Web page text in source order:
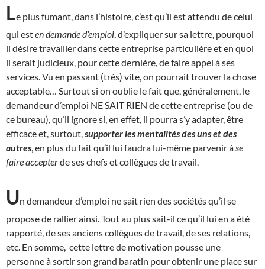
Le plus fumant, dans l’histoire, c’est qu’il est attendu de celui
qui esten demande d’emploi , d’expliquer sur sa lettre, pourquoi
il désire travailler dans cette entreprise particulière et en quoi
il serait judicieux, pour cette dernière, de faire appel à ses
services. Vu en passant (très) vite, on pourrait trouver la chose
acceptable… Surtout si on oublie le fait que, généralement, le
demandeur d’emploi NE SAIT RIEN de cette entreprise (ou de
ce bureau), qu’il ignore si, en effet, il pourra s’y adapter, être
efficace et, surtout, supporter les mentalités des uns et des
autres , en plus du fait qu’il lui faudra lui-même parvenir à se
faire accepterde ses chefs et collègues de travail.
Un demandeur d’emploi ne sait rien des sociétés qu’il se
propose de rallier ainsi. Tout au plus sait-il ce qu’il lui en a été
rapporté, de ses anciens collègues de travail, de ses relations,
etc. En somme, cette lettre de motivation pousse une
personne à sortir son grand baratin pour obtenir une place sur